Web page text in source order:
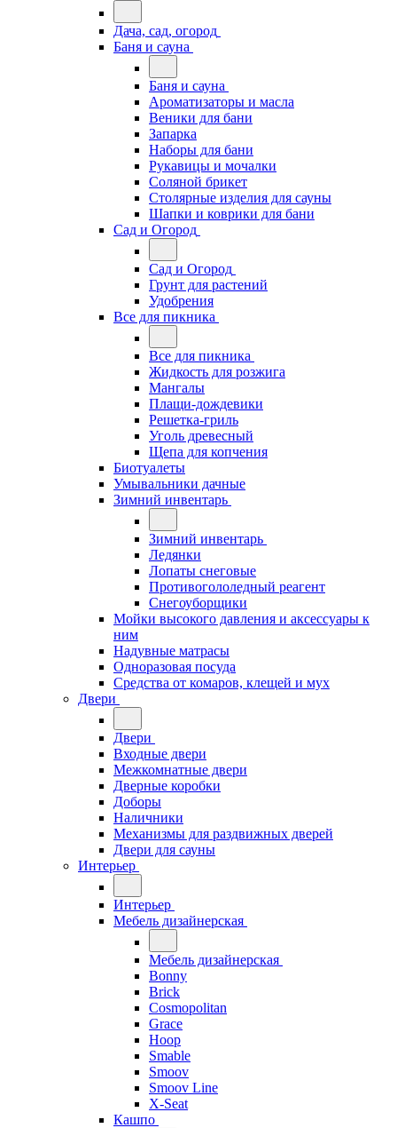
Дача, сад, огород
Баня и сауна
Баня и сауна
Ароматизаторы и масла
Веники для бани
Запарка
Наборы для бани
Рукавицы и мочалки
Соляной брикет
Столярные изделия для сауны
Шапки и коврики для бани
Сад и Огород
Сад и Огород
Грунт для растений
Удобрения
Все для пикника
Все для пикника
Жидкость для розжига
Мангалы
Плащи-дождевики
Решетка-гриль
Уголь древесный
Щепа для копчения
Биотуалеты
Умывальники дачные
Зимний инвентарь
Зимний инвентарь
Ледянки
Лопаты снеговые
Противогололедный реагент
Снегоуборщики
Мойки высокого давления и аксессуары к
ним
Надувные матрасы
Одноразовая посуда
Средства от комаров, клещей и мух
Двери
Двери
Входные двери
Межкомнатные двери
Дверные коробки
Доборы
Наличники
Механизмы для раздвижных дверей
Двери для сауны
Интерьер
Интерьер
Мебель дизайнерская
Мебель дизайнерская
Bonny
Brick
Cosmopolitan
Grace
Hoop
Smable
Smoov
Smoov Line
X-Seat
Кашпо